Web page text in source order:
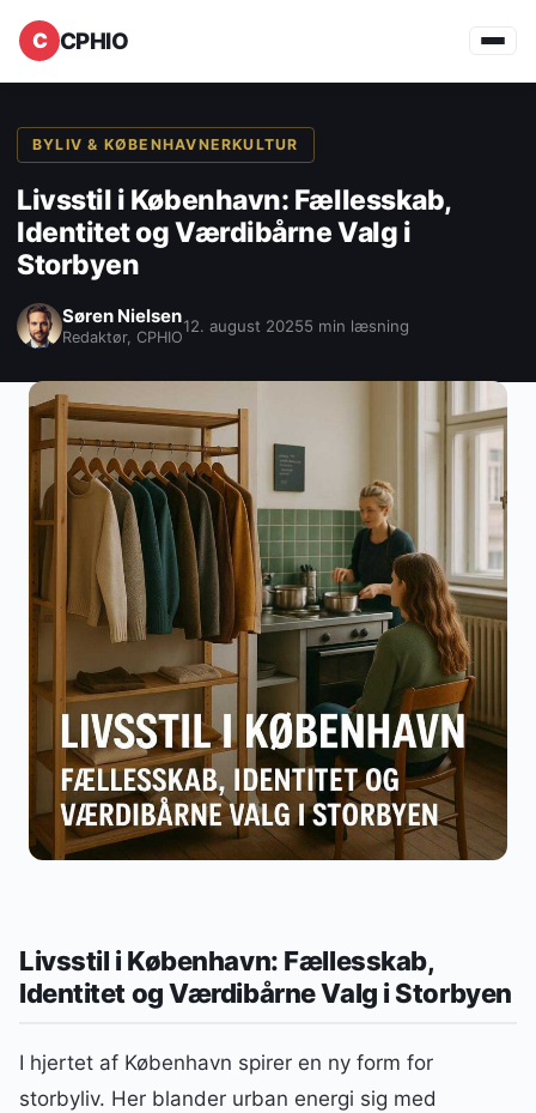
CPHIO
BYLIV & KØBENHAVNERKULTUR
Livsstil i København: Fællesskab,
Identitet og Værdibårne Valg i
Storbyen
Søren Nielsen
Redaktør, CPHIO
12. august 20255 min læsning
Livsstil i København: Fællesskab,
Identitet og Værdibårne Valg i Storbyen
I hjertet af København spirer en ny form for
storbyliv. Her blander urban energi sig med